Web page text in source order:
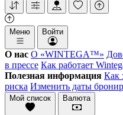
Меню Войти
О нас О «WINTEGA™»
в прессе Как работает
Полезная информация Как
риска Изменить даты
Мой список Валюта